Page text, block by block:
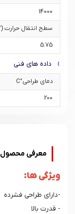
14000
سطح انتقال حرارت (m2)
5.75
داده های فنی
دمای طراحی°C
200
معرفی محصول
ویژگی ها:
-دارای طراحی فشرده
- قدرت بالا